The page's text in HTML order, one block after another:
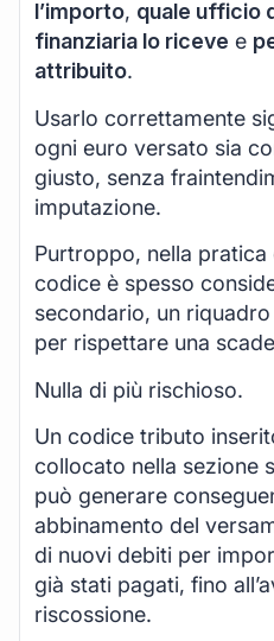
l’importo, quale ufficio
finanziaria lo riceve e
attribuito.
Usarlo correttamente
ogni euro versato sia
giusto, senza
imputazione.
Purtroppo, nella
codice è spesso
secondario, un
per rispettare una
Nulla di più rischioso.
Un codice tributo
collocato nella sezione
può generare
abbinamento del
di nuovi debiti per
già stati pagati, fino
riscossione.